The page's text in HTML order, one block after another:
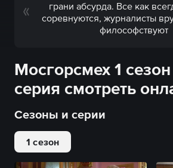
грани абсурда. Все как
соревнуются, журналисты
философствуют
Мосгорсмех 1
серия смотреть
Сезоны и серии
1 сезон